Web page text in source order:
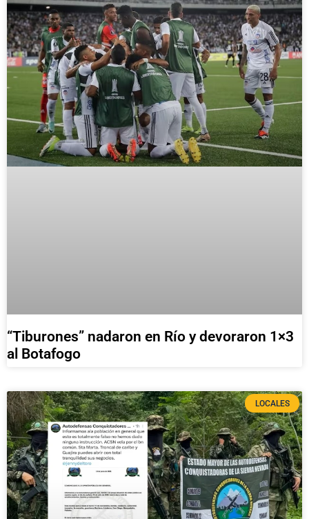
“Tiburones” nadaron en Río y devoraron 1×3
al Botafogo
LOCALES